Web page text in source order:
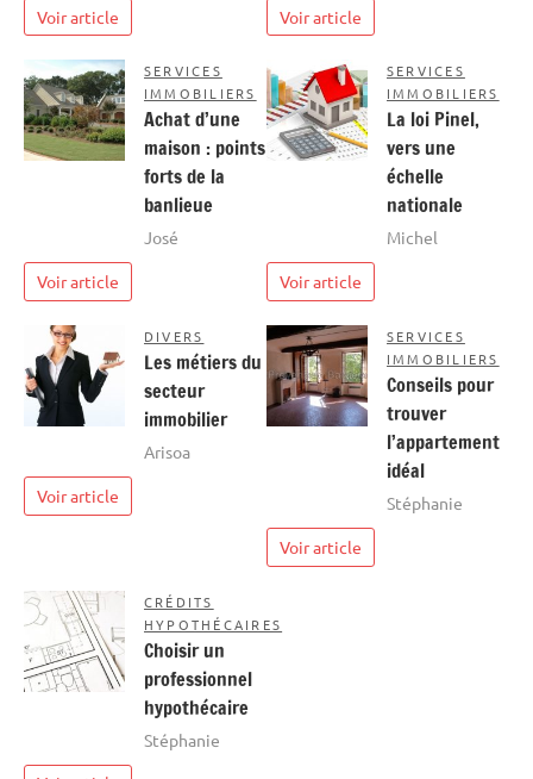
Voir article Voir article
SERVICES
IMMOBILIERS
Achat d’une
maison : points
forts de la
banlieue
José
Voir article
SERVICES
IMMOBILIERS
La loi Pinel,
vers une
échelle
nationale
Michel
Voir article
DIVERS
Les métiers du
secteur
immobilier
Arisoa
Voir article
SERVICES
IMMOBILIERS
Conseils pour
trouver
l’appartement
idéal
Stéphanie
Voir article
CRÉDITS
HYPOTHÉCAIRES
Choisir un
professionnel
hypothécaire
Stéphanie